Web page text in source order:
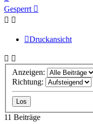
oben
Gesperrt
Druckansicht
Anzeigen:
Richtung:
11 Beiträge